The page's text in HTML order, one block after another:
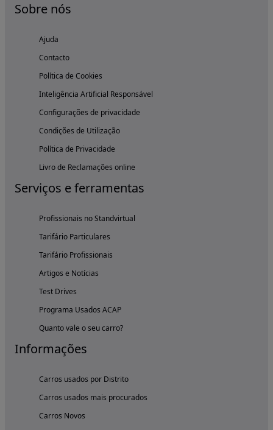
Sobre nós
Ajuda
Contacto
Política de Cookies
Inteligência Artificial Responsável
Configurações de privacidade
Condições de Utilização
Política de Privacidade
Livro de Reclamações online
Serviços e ferramentas
Profissionais no Standvirtual
Tarifário Particulares
Tarifário Profissionais
Artigos e Notícias
Test Drives
Programa Usados ACAP
Quanto vale o seu carro?
Informações
Carros usados por Distrito
Carros usados mais procurados
Carros Novos